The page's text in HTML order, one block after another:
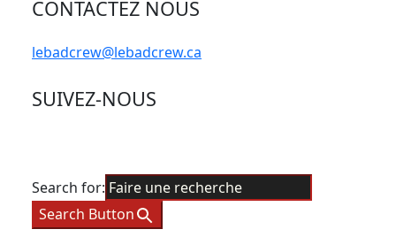
CONTACTEZ NOUS
lebadcrew@lebadcrew.ca
SUIVEZ-NOUS
Search for:
Search Button